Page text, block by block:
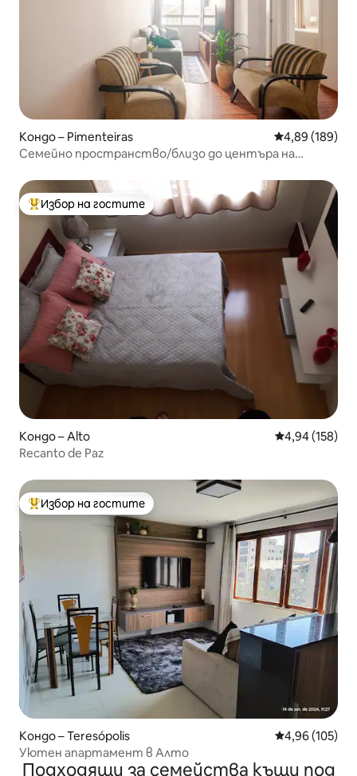
Кондо – Pimenteiras Средна
4,89 (189)
Семейно пространство/близо до центъра на
Най-популярен избор на гостите
Избор на гостите
Кондо – Alto Средна
4,94 (158)
Recanto de Paz
Най-популярен избор на гостите
Избор на гостите
Кондо – Teresópolis Средна
4,96 (105)
Уютен апартамент в Алто
Подходящи за семейства къщи под